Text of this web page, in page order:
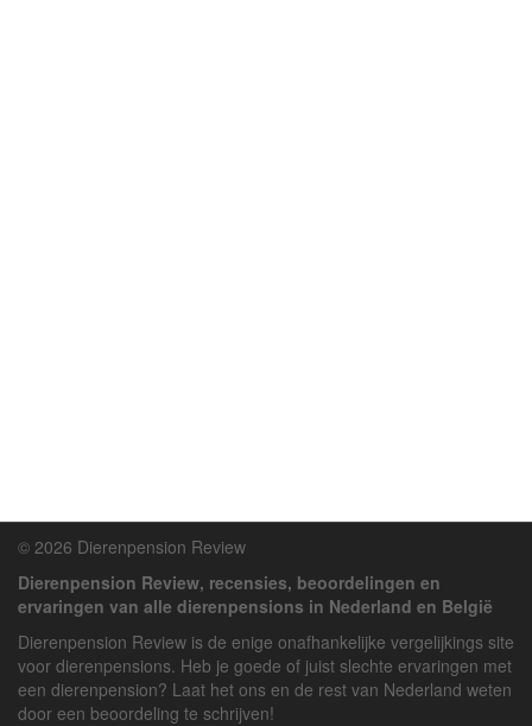
© 2026 Dierenpension Review
Dierenpension Review, recensies, beoordelingen en
ervaringen van alle dierenpensions in Nederland en België
Dierenpension Review is de enige onafhankelijke vergelijkings site
voor dierenpensions. Heb je goede of juist slechte ervaringen met
een dierenpension? Laat het ons en de rest van Nederland weten
door een beoordeling te schrijven!